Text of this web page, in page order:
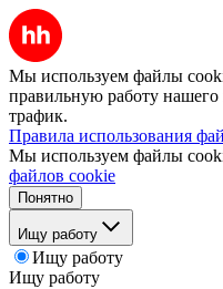
Мы используем файлы
правильную работу нашего
трафик.
Правила использования
Мы используем файлы
файлов cookie
Понятно
Ищу работу
Ищу работу
Ищу работу